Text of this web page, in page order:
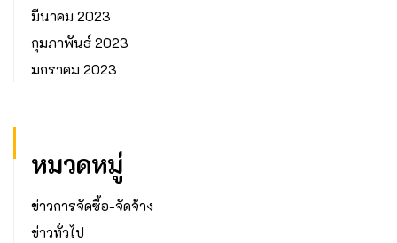
มีนาคม 2023
กุมภาพันธ์ 2023
มกราคม 2023
หมวดหมู่
ข่าวการจัดซื้อ-จัดจ้าง
ข่าวทั่วไป